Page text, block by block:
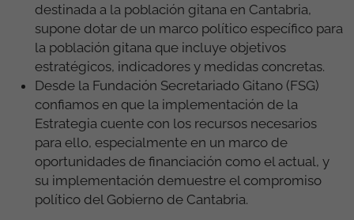
destinada a la población gitana en Cantabria,
supone dotar de un marco político específico para
la población gitana que incluye objetivos
estratégicos, indicadores y medidas concretas.
Desde la Fundación Secretariado Gitano (FSG)
confiamos en que la implementación de la
Estrategia cuente con los recursos necesarios
para ello, especialmente en un marco de
oportunidades de financiación como el actual, y
su implementación demuestre el compromiso
político del Gobierno de Cantabria.